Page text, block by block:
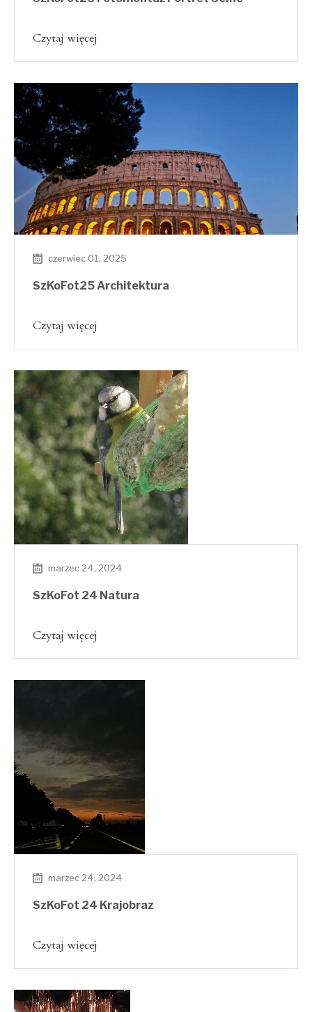
Czytaj więcej
czerwiec 01, 2025
SzKoFot25 Architektura
Czytaj więcej
marzec 24, 2024
SzKoFot 24 Natura
Czytaj więcej
marzec 24, 2024
SzKoFot 24 Krajobraz
Czytaj więcej